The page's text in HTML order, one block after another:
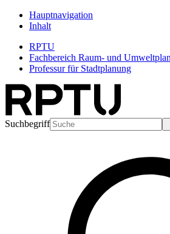
Hauptnavigation
Inhalt
RPTU
Fachbereich Raum- und
Professur für Stadtplanung
Suchbegriff